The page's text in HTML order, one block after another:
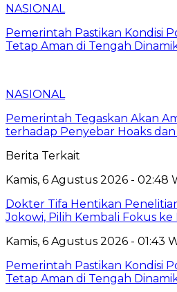
NASIONAL
Pemerintah Pastikan Kondisi
Tetap Aman di Tengah
NASIONAL
Pemerintah Tegaskan Akan
terhadap Penyebar Hoaks
Berita Terkait
Kamis, 6 Agustus 2026 - 02:48
Dokter Tifa Hentikan
Jokowi, Pilih Kembali Fokus
Kamis, 6 Agustus 2026 - 01:43
Pemerintah Pastikan Kondisi
Tetap Aman di Tengah